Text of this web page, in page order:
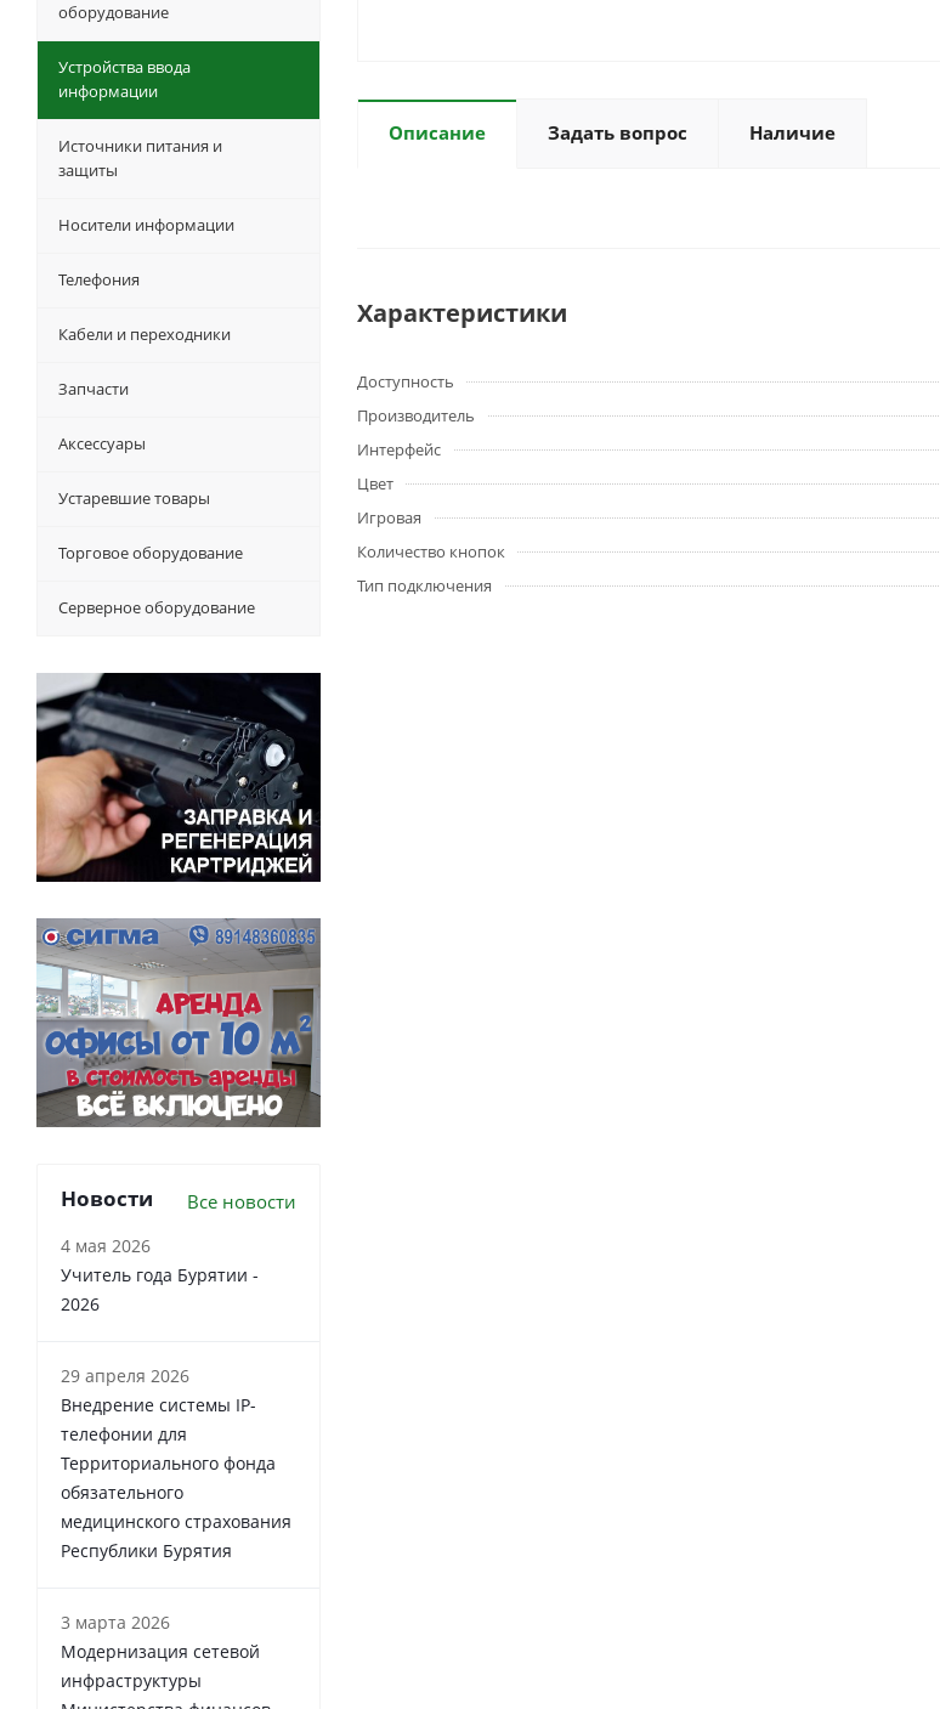
Описание Задать вопрос Наличие
Характеристики
Доступность
Производитель
Интерфейс
Цвет
Игровая
Количество кнопок
Тип подключения
оборудование
Устройства ввода
информации
Источники питания и
защиты
Носители информации
Телефония
Кабели и переходники
Запчасти
Аксессуары
Устаревшие товары
Торговое оборудование
Серверное оборудование
Новости Все новости
4 мая 2026
Учитель года Бурятии -
2026
29 апреля 2026
Внедрение системы IP-
телефонии для
Территориального фонда
обязательного
медицинского страхования
Республики Бурятия
3 марта 2026
Модернизация сетевой
инфраструктуры